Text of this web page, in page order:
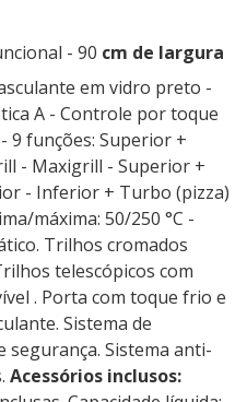
- 90 cm de largura
em vidro preto -
A - Controle por toque
9 funções: Superior +
- Maxigrill - Superior +
- Inferior + Turbo (pizza)
máxima: 50/250 °C -
Trilhos cromados
telescópicos com
. Porta com toque frio e
Sistema de
Sistema anti-
Acessórios inclusos: